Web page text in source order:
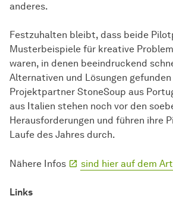
anderes.
Festzuhalten bleibt, dass beide
Musterbeispiele für kreative
waren, in denen beeindruckend
Alternativen und Lösungen
Projektpartner StoneSoup aus
aus Italien stehen noch vor den
Herausforderungen und führen ihre
Laufe des Jahres durch.
Nähere Infos sind hier auf dem
Links